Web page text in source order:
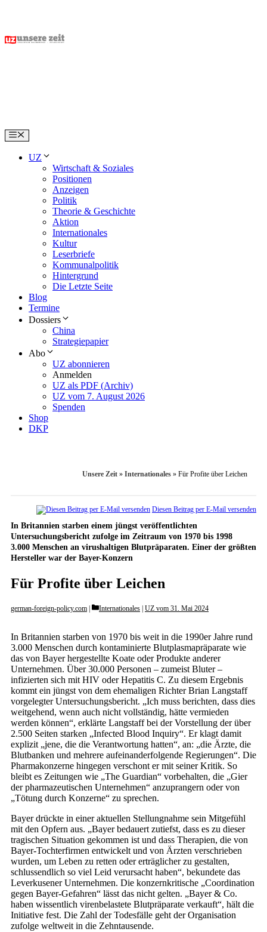
content
Menu
UZ
Wirtschaft & Soziales
Positionen
Anzeigen
Politik
Theorie & Geschichte
Aktion
Internationales
Kultur
Leserbriefe
Kommunalpolitik
Hintergrund
Die Letzte Seite
Blog
Termine
Dossiers
China
Strategiepapier
Abo
UZ abonnieren
Anmelden
UZ als PDF (Archiv)
UZ vom 7. August 2026
Spenden
Shop
DKP
Unsere Zeit » Internationales » Für Profite über Leichen
Diesen Beitrag per E-Mail versenden
In Britannien starben einem jüngst veröffentlichten
Untersuchungsbericht zufolge im Zeitraum von 1970 bis 1998
3.000 Menschen an virushaltigen Blutpräparaten. Einer der größten
Hersteller war der Bayer-Konzern
Für Profite über Leichen
german-foreign-policy.com Categories
Internationales UZ vom 31. Mai 2024
In Britannien starben von 1970 bis weit in die 1990er Jahre rund
3.000 Menschen durch kontaminierte Blutplasmapräparate wie
das von Bayer hergestellte Koate oder Produkte anderer
Unternehmen. Über 30.000 Personen – zumeist Bluter –
infizierten sich mit HIV oder Hepatitis C. Zu diesem Ergebnis
kommt ein jüngst von dem ehemaligen Richter Brian Langstaff
vorgelegter Untersuchungsbericht. „Ich muss berichten, dass dies
weitgehend, wenn auch nicht vollständig, hätte vermieden
werden können“, erklärte Langstaff bei der Vorstellung der über
2.500 Seiten starken „Infected Blood Inquiry“. Er klagt damit
explizit „jene, die die Verantwortung hatten“, an: „die Ärzte, die
Blutbanken und mehrere aufeinanderfolgende Regierungen“. Die
Pharmakonzerne hingegen verschont er mit seiner Kritik. So
bleibt es Zeitungen wie „The Guardian“ vorbehalten, die „Gier
der pharmazeutischen Unternehmen“ anzuprangern oder von
„Tötung durch Konzerne“ zu sprechen.
Bayer drückte in einer aktuellen Stellungnahme sein Mitgefühl
mit den Opfern aus. „Bayer bedauert zutiefst, dass es zu dieser
tragischen Situation gekommen ist und dass Therapien, die von
Bayer-Tochterfirmen entwickelt und von Ärzten verschrieben
wurden, um Leben zu retten oder erträglicher zu gestalten,
schlussendlich so viel Leid verursacht haben“, bekundete das
Leverkusener Unternehmen. Die konzernkritische „Coordination
gegen Bayer-Gefahren“ lässt das nicht gelten. „Bayer & Co.
haben wissentlich virenbelastete Blutpräparate verkauft“, hält die
Initiative fest. Die Zahl der Todesfälle geht der Organisation
zufolge weltweit in die Zehntausende.